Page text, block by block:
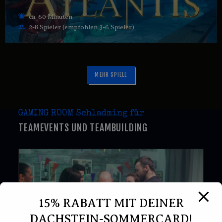
ca. 60 Minuten
2-8 Spieler (empfohlen 3-6 Spieler)
MEHR SPIELE
GAMING ROOM Schladming für
TEAMEVENTS UND TEAMBUILDING
15% RABATT MIT DEINER
DACHSTEIN-SOMMERCARD!